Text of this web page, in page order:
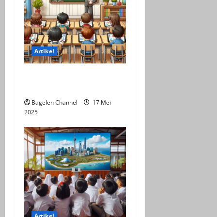
Artikel
Bagelen Channel
17 Mei
2025